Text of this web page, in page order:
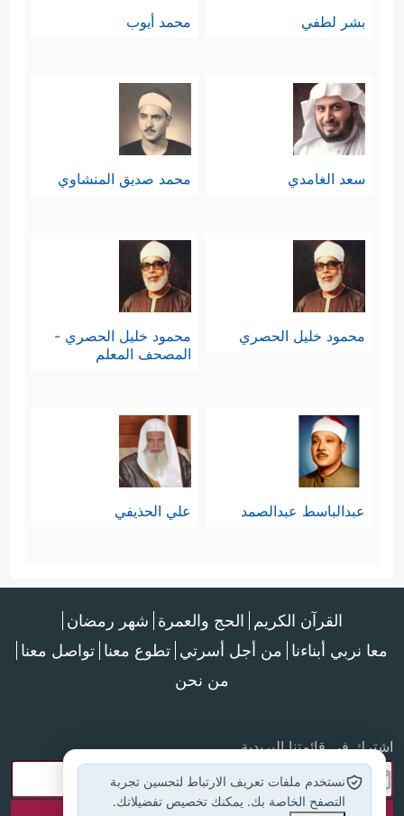
بشر لطفي محمد أيوب
سعد الغامدي محمد صديق المنشاوي
محمود خليل الحصري
محمود خليل الحصري -
المصحف المعلم
عبدالباسط عبدالصمد علي الحذيفي
القرآن الكريم الحج والعمرة شهر رمضان
معا نربي أبناءنا من أجل أسرتي تطوع معنا تواصل معنا
من نحن
اشترك في قائمتنا البريدية
نستخدم ملفات تعريف الارتباط لتحسين تجربة
التصفح الخاصة بك. يمكنك تخصيص تفضيلاتك.